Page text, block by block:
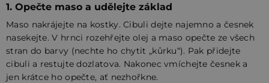
1. Opečte maso a udělejte základ
Maso nakrájejte na kostky. Cibuli dejte najemno a česnek
nasekejte. V hrnci rozehřejte olej a maso opečte ze všech
stran do barvy (nechte ho chytit „kůrku“). Pak přidejte
cibuli a restujte dozlatova. Nakonec vmíchejte česnek a
jen krátce ho opečte, ať nezhořkne.